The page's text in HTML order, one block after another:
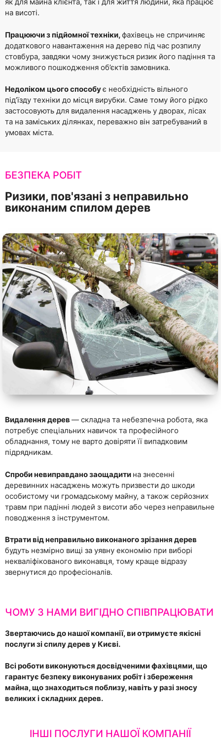
на висоті.
Працюючи з підйомної техніки,фахівець не спричиняє
додаткового навантаження на дерево під час розпилу
стовбура, завдяки чому знижується ризик його падіння та
можливого пошкодження об’єктів замовника.
Недоліком цього способує необхідність вільного
під’їзду техніки до місця вирубки. Саме тому його рідко
застосовують для видалення насаджень у дворах, лісах
та на заміських ділянках, переважно він затребуваний в
умовах міста.
БЕЗПЕКА РОБІТ
Ризики, пов'язані з неправильно
виконаним спилом дерев
Видалення дерев — складна та небезпечна робота, яка
потребує спеціальних навичок та професійного
обладнання, тому не варто довіряти її випадковим
підрядникам.
Спроби невиправдано заощадити на знесенні
деревинних насаджень можуть призвести до шкоди
особистому чи громадському майну, а також серйозних
травм при падінні людей з висоти або через неправильне
поводження з інструментом.
Втрати від неправильно виконаного зрізання дерев
будуть незмірно вищі за уявну економію при виборі
некваліфікованого виконавця, тому краще відразу
звернутися до професіоналів.
ЧОМУ З НАМИ ВИГІДНО СПІВПРАЦЮВАТИ
Звертаючись до нашої компанії, ви отримуєте якісні
послуги зі спилу дерев у Києві.
Всі роботи виконуються досвідченими фахівцями, що
гарантує безпеку виконуваних робіт і збереження
майна, що знаходиться поблизу, навіть у разі зносу
великих і складних дерев.
ІНШІ ПОСЛУГИ НАШОЇ КОМПАНІЇ